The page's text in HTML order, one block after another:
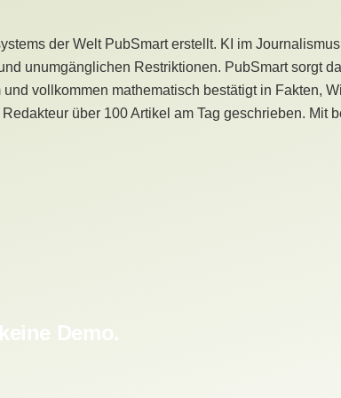
der Welt PubSmart erstellt. KI im
unumgänglichen Restriktionen. PubSmart sorgt
vollkommen mathematisch bestätigt in Fakten,
über 100 Artikel am Tag geschrieben. Mit
Demo.